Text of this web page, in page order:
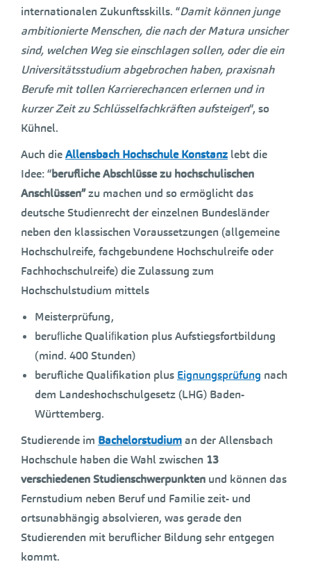
internationalen Zukunftsskills. “Damit können junge
ambitionierte Menschen, die nach der Matura unsicher
sind, welchen Weg sie einschlagen sollen, oder die ein
Universitätsstudium abgebrochen haben, praxisnah
Berufe mit tollen Karrierechancen erlernen und in
kurzer Zeit zu Schlüsselfachkräften aufsteigen“, so
Kühnel.
Auch dieAllensbach Hochschule Konstanz lebt die
Idee: “berufliche Abschlüsse zu hochschulischen
Anschlüssen”zu machen und so ermöglicht das
deutsche Studienrecht der einzelnen Bundesländer
neben den klassischen Voraussetzungen (allgemeine
Hochschulreife, fachgebundene Hochschulreife oder
Fachhochschulreife) die Zulassung zum
Hochschulstudium mittels
Meisterprüfung,
beruﬂiche Qualiﬁkation plus Aufstiegsfortbildung
(mind. 400 Stunden)
berufliche Qualifikation plus Eignungsprüfung nach
dem Landeshochschulgesetz (LHG) Baden-
Württemberg.
Studierende im Bachelorstudiuman der Allensbach
Hochschule haben die Wahl zwischen 13
verschiedenen Studienschwerpunkten und können das
Fernstudium neben Beruf und Familie zeit- und
ortsunabhängig absolvieren, was gerade den
Studierenden mit beruflicher Bildung sehr entgegen
kommt.